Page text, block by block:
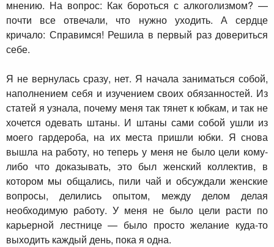
мнению. На вопрос: Как бороться с алкоголизмом? —
почти все отвечали, что нужно уходить. А сердце
кричало: Справимся! Решила в первый раз довериться
себе.
Я не вернулась сразу, нет. Я начала заниматься собой,
наполнением себя и изучением своих обязанностей. Из
статей я узнала, почему меня так тянет к юбкам, и так не
хочется одевать штаны. И штаны сами собой ушли из
моего гардероба, на их места пришли юбки. Я снова
вышла на работу, но теперь у меня не было цели кому-
либо что доказывать, это был женский коллектив, в
котором мы общались, пили чай и обсуждали женские
вопросы, делились опытом, между делом делая
необходимую работу. У меня не было цели расти по
карьерной лестнице — было просто желание куда-то
выходить каждый день, пока я одна.